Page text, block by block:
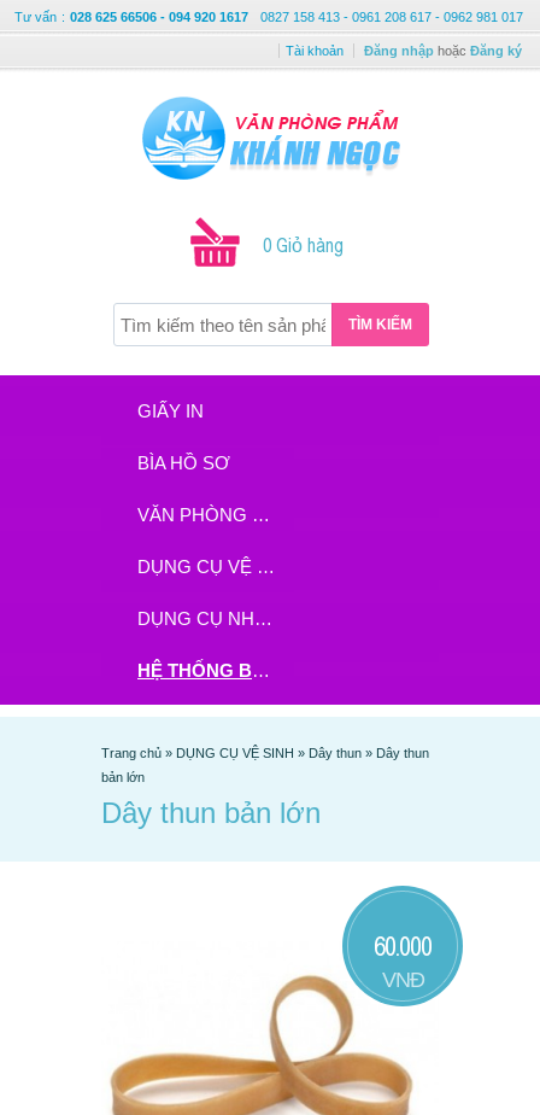
Tư vấn : 028 625 66506 - 094 920 1617 0827 158 413 - 0961 208 617 - 0962 981 017
Tài khoản Đăng nhập hoặc Đăng ký
0 Giỏ hàng
TÌM KIẾM
GIẤY IN
BÌA HỒ SƠ
VĂN PHÒNG PHẨM
DỤNG CỤ VỆ SINH
DỤNG CỤ NHÀ BẾP
HỆ THỐNG BHX - TGDĐ ĐẶT HÀNG TẠI ĐÂY
Trang chủ » DỤNG CỤ VỆ SINH » Dây thun » Dây thun
bản lớn
Dây thun bản lớn
60.000
VNĐ